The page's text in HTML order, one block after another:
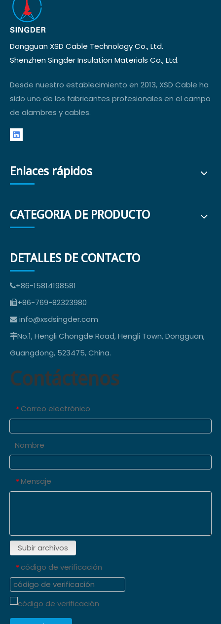
Dongguan XSD Cable Technology Co., Ltd.
Shenzhen Singder Insulation Materials Co., Ltd.
Desde nuestro establecimiento en 2013, XSD Cable ha
sido uno de los fabricantes profesionales en el campo
de alambres y cables.
Enlaces rápidos
CATEGORIA DE PRODUCTO
DETALLES DE CONTACTO
+86-15814198581
+86-769-82323980
 info@xsdsingder.com
No.1, Hengli Chongde Road, Hengli Town, Dongguan,
Guangdong, 523475, China.
Contáctenos
* Correo electrónico
Nombre
* Mensaje
Subir archivos
* código de verificación